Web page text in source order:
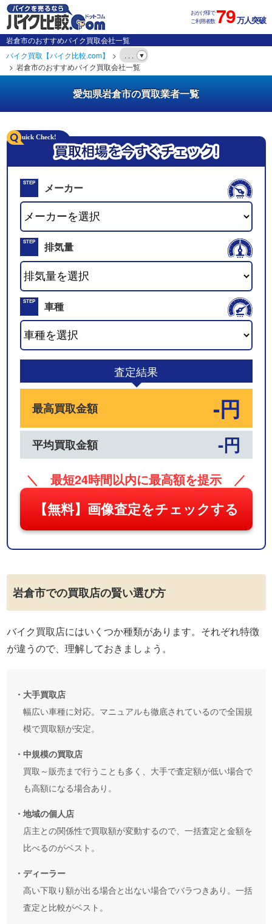
おかげ様で
ご利用者数79万人突破
岩倉市のおすすめバイク買取会社一覧
バイク買取【バイク比較.com】
. . .
岩倉市のおすすめバイク買取会社一覧
愛知県岩倉市の買取業者一覧
STEP
01
メーカー
STEP
02
排気量
STEP
03
車種
査定結果
最高買取金額 -円
平均買取金額 -円
＼ 最短24時間以内に最高額を提示 ／
【無料】画像査定をチェックする
岩倉市での買取店の賢い選び方
バイク買取店にはいくつか種類があります。それぞれ特徴
が違うので、理解しておきましょう。
・大手買取店
幅広い車種に対応。マニュアルも徹底されているので全国規
模で買取額が安定。
・中規模の買取店
買取～販売まで行うことも多く、大手で査定額が低い場合で
も高額になる場合あり。
・地域の個人店
店主との関係性で買取額が変動するので、一括査定と金額を
比べるのがベスト。
・ディーラー
高い下取り額が出る場合と出ない場合でバラつきあり。一括
査定と比較がベスト。